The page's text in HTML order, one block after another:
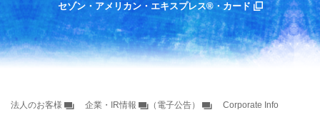
セゾン・アメリカン・エキスプレス®・カード
法人のお客様 企業・IR情報 （電子公告） Corporate Info